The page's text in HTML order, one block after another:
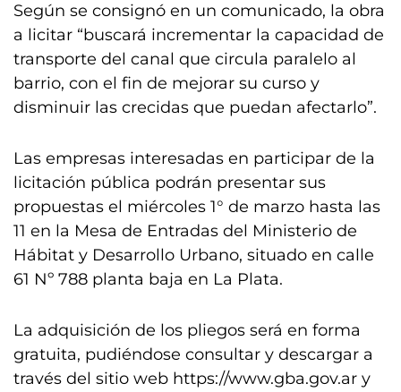
Según se consignó en un comunicado, la obra
a licitar “buscará incrementar la capacidad de
transporte del canal que circula paralelo al
barrio, con el fin de mejorar su curso y
disminuir las crecidas que puedan afectarlo”.
Las empresas interesadas en participar de la
licitación pública podrán presentar sus
propuestas el miércoles 1° de marzo hasta las
11 en la Mesa de Entradas del Ministerio de
Hábitat y Desarrollo Urbano, situado en calle
61 Nº 788 planta baja en La Plata.
La adquisición de los pliegos será en forma
gratuita, pudiéndose consultar y descargar a
través del sitio web https://www.gba.gov.ar y